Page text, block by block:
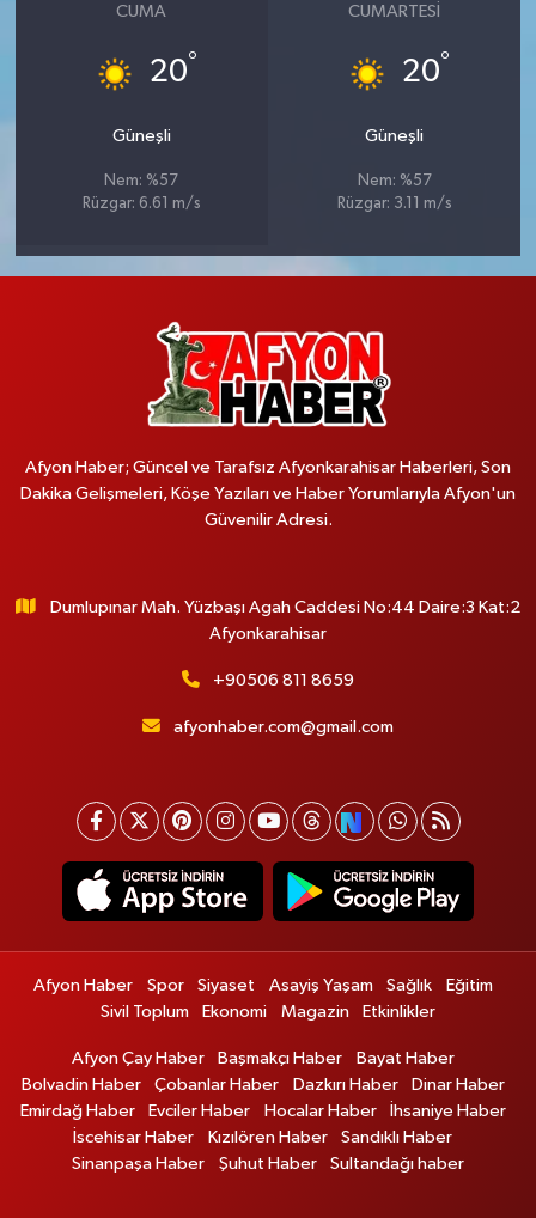
CUMA
20°
Güneşli
Nem: %57
Rüzgar: 6.61 m/s
CUMARTESI
20°
Güneşli
Nem: %57
Rüzgar: 3.11 m/s
Afyon Haber; Güncel ve Tarafsız Afyonkarahisar Haberleri, Son
Dakika Gelişmeleri, Köşe Yazıları ve Haber Yorumlarıyla Afyon'un
Güvenilir Adresi.
Dumlupınar Mah. Yüzbaşı Agah Caddesi No:44 Daire:3 Kat:2
Afyonkarahisar
+90506 811 8659
afyonhaber.com@gmail.com
Afyon Haber Spor Siyaset Asayiş Yaşam Sağlık
Eğitim
Sivil Toplum
Ekonomi Magazin Etkinlikler
Afyon Çay Haber Başmakçı Haber
Bayat Haber
Bolvadin Haber
Çobanlar Haber Dazkırı Haber
Dinar Haber
Emirdağ Haber
Evciler Haber Hocalar Haber
İhsaniye Haber
İscehisar Haber
Kızılören Haber
Sandıklı Haber
Sinanpaşa Haber
Şuhut Haber Sultandağı haber